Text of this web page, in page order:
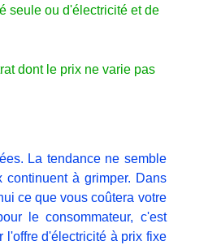
seule ou d'électricité et de
dont le prix ne varie pas
La tendance ne semble
à grimper. Dans
ce que vous coûtera votre
le consommateur, c'est
l'offre d'électricité à prix fixe